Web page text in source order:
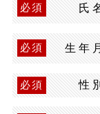
必須 氏
必須 生年
必須 性別